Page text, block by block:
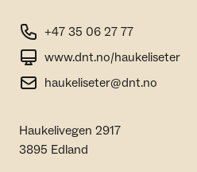
+47 35 06 27 77
www.dnt.no/haukeliseter
haukeliseter@dnt.no
Haukelivegen 2917
3895 Edland